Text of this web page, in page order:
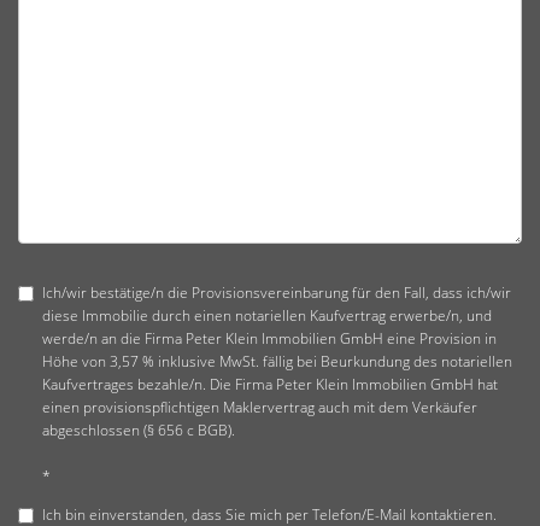
Ich/wir bestätige/n die Provisionsvereinbarung für den Fall, dass ich/wir
diese Immobilie durch einen notariellen Kaufvertrag erwerbe/n, und
werde/n an die Firma Peter Klein Immobilien GmbH eine Provision in
Höhe von 3,57 % inklusive MwSt. fällig bei Beurkundung des notariellen
Kaufvertrages bezahle/n. Die Firma Peter Klein Immobilien GmbH hat
einen provisionspflichtigen Maklervertrag auch mit dem Verkäufer
abgeschlossen (§ 656 c BGB).
*
Ich bin einverstanden, dass Sie mich per Telefon/E-Mail kontaktieren.